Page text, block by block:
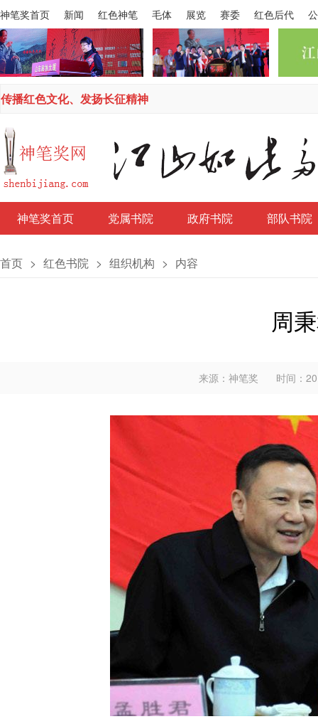
神笔奖首页 新闻 红色神笔 毛体 展览 赛委 红色后代
传播红色文化、发扬长征精神
神笔奖首页 党属书院 政府书院 部队书院
首页 > 红色书院 > 组织机构 > 内容
周
来源：神笔奖 时间：